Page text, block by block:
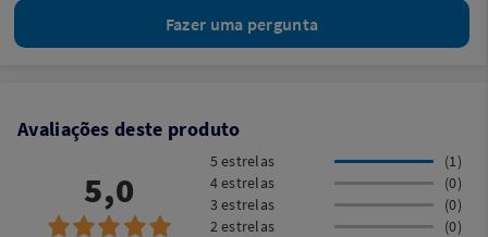
Fazer uma pergunta
Avaliações deste produto
5,0
5 estrelas
(1)
4 estrelas
(0)
3 estrelas
(0)
2 estrelas
(0)